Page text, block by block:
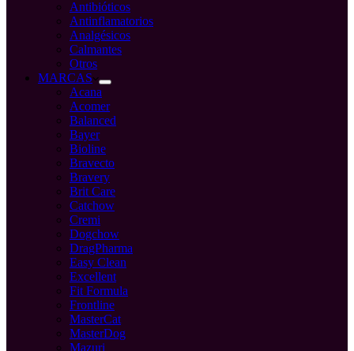
Antibióticos
Antinflamatorios
Analgésicos
Calmantes
Otros
MARCAS
Acana
Acomer
Balanced
Bayer
Bioline
Bravecto
Bravery
Brit Care
Catchow
Cremi
Dogchow
DragPharma
Easy Clean
Excellent
Fit Formula
Frontline
MasterCat
MasterDog
Mazuri